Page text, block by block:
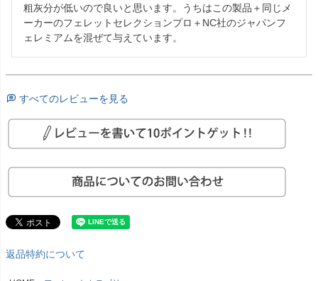
粗灰分が低いので良いと思います。うちはこの製品＋同じメ
ーカーのフェレットセレクションプロ＋NC社のジャパンフ
ェレミアムを混ぜて与えています。
すべてのレビューを見る
返品特約について